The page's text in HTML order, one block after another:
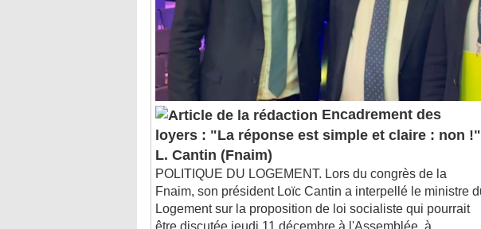
Encadrement des
loyers : "La réponse est simple et claire : non !",
L. Cantin (Fnaim)
POLITIQUE DU LOGEMENT. Lors du congrès de la
Fnaim, son président Loïc Cantin a interpellé le ministre du
Logement sur la proposition de loi socialiste qui pourrait
être discutée jeudi 11 décembre à l'Assemblée, à
l'occasion ...